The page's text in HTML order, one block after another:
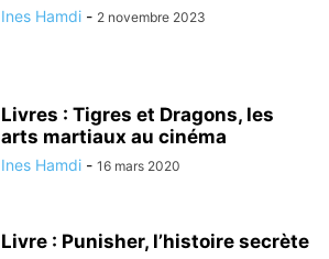
Ines Hamdi - 2 novembre 2023
Livres : Tigres et Dragons, les
arts martiaux au cinéma
Ines Hamdi - 16 mars 2020
Livre : Punisher, l’histoire secrète